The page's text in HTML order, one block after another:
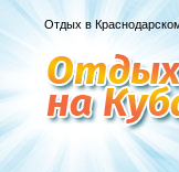
Отдых в